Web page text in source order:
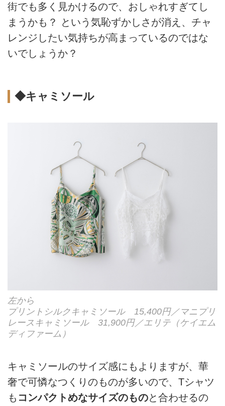
街でも多く見かけるので、おしゃれすぎてし
まうかも？ という気恥ずかしさが消え、チャ
レンジしたい気持ちが高まっているのではな
いでしょうか？
◆キャミソール
左から
プリントシルクキャミソール 15,400円／マニプリ
レースキャミソール 31,900円／エリテ（ケイエム
ディファーム）
キャミソールのサイズ感にもよりますが、華
奢で可憐なつくりのものが多いので、Tシャツ
も コンパクトめなサイズのものと合わせるの